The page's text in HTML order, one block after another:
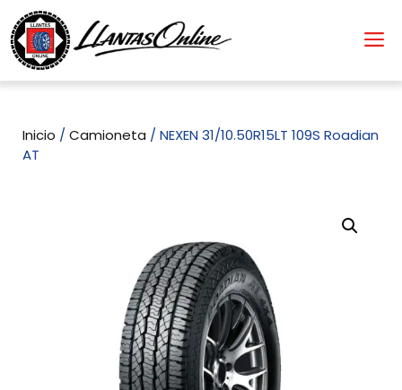
Inicio / Camioneta / NEXEN 31/10.50R15LT 109S Roadian
AT